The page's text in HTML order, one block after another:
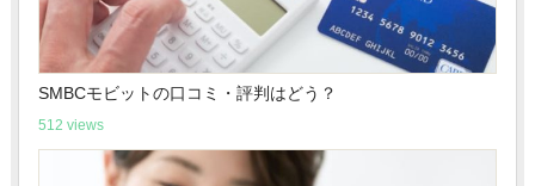
SMBCモビットの口コミ・評判はどう？
512 views